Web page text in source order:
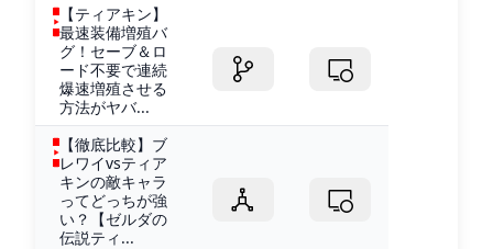
【ティアキン】
最速装備増殖バ
グ！セーブ＆ロ
ード不要で連続
爆速増殖させる
方法がヤバ...
【徹底比較】ブ
レワイvsティア
キンの敵キャラ
ってどっちが強
い？【ゼルダの
伝説ティ...